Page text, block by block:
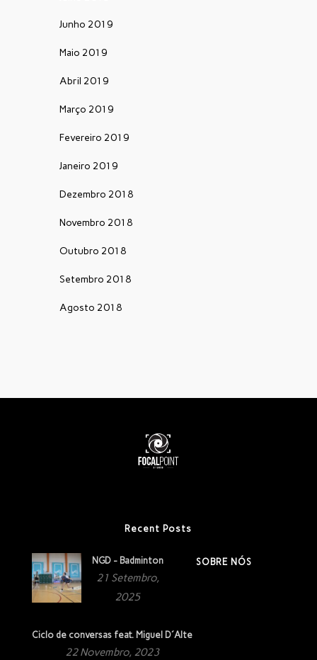
Junho 2019
Maio 2019
Abril 2019
Março 2019
Fevereiro 2019
Janeiro 2019
Dezembro 2018
Novembro 2018
Outubro 2018
Setembro 2018
Agosto 2018
Recent Posts
NGD - Badminton
21 Setembro,
2025
Ciclo de conversas feat. Miguel D´Alte
22 Novembro, 2023
SOBRE NÓS